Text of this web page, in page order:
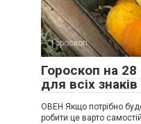
Гороскоп
Гороскоп на
для всіх
ОВЕН Якщо потрібно
робити це варто